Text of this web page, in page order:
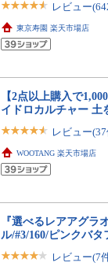
レビュー
東京寿園 楽天市場店
【2点以上購入で
イドロカルチャー
レビュー
WOOTANG 楽天市場店
『選べるレアアグ
ル/#3/160/ピンクバ
レビュー(7